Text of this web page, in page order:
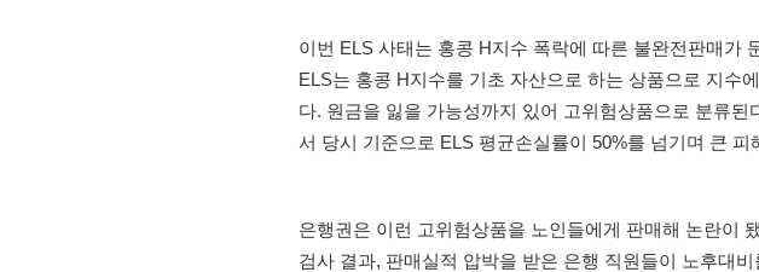
이번 ELS 사태는 홍콩 H지수 폭락에 따른 불완전판매가
ELS는 홍콩 H지수를 기초 자산으로 하는 상품으로 지수
다. 원금을 잃을 가능성까지 있어 고위험상품으로 분류된
서 당시 기준으로 ELS 평균손실률이 50%를 넘기며 큰 피
은행권은 이런 고위험상품을 노인들에게 판매해 논란이
검사 결과, 판매실적 압박을 받은 은행 직원들이 노후대